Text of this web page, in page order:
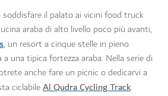
il palato ai vicini food truck
araba di alto livello poco più avanti,
, un resort a cinque stelle in pieno
una tipica fortezza araba. Nella serie di
anche fare un picnic o dedicarvi a
ciclabileAl Qudra Cycling Track.